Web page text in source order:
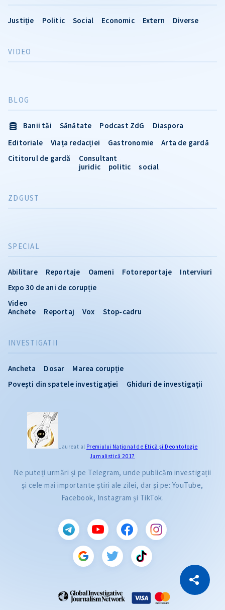
Copiază Link
Justiție Politic Social Economic Extern Diverse
INVESTIGATII
Ancheta Dosar
Marea corupție
Povești din spatele investigației
Ghiduri de investigații
VIDEO
SPECIAL
Abilitare Reportaje Oameni Fotoreportaje
Interviuri
Expo 30 de ani de corupție
Video
Anchete
Reportaj Vox Stop-cadru
BLOG
Banii tăi Sănătate Podcast ZdG
Diaspora
Editoriale
Viața redacției Gastronomie
Arta de gardă
Cititorul de gardă
Consultant
juridic
politic social
ZDGUST
Laureat al Premiului Naţional de Etică și Deontologie
Jurnalistică 2017
Ne puteți urmări și pe Telegram, unde publicăm investigații
și cele mai importante știri ale zilei, dar și pe: YouTube,
Facebook, Instagram și TikTok.